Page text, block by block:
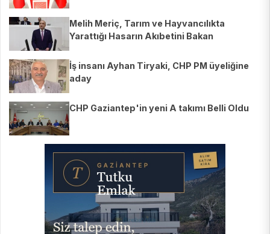
Melih Meriç, Tarım ve Hayvancılıkta
Yarattığı Hasarın Akıbetini Bakan
İş insanı Ayhan Tiryaki, CHP PM üyeliğine
aday
CHP Gaziantep'in yeni A takımı Belli Oldu